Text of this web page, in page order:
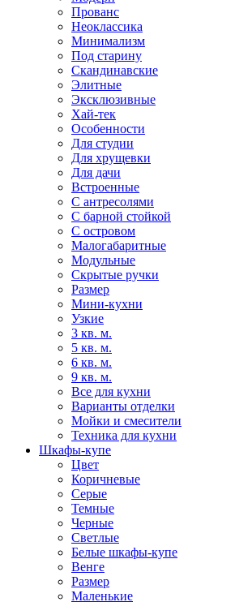
Прованс
Неоклассика
Минимализм
Под старину
Скандинавские
Элитные
Эксклюзивные
Хай-тек
Особенности
Для студии
Для хрущевки
Для дачи
Встроенные
С антресолями
С барной стойкой
С островом
Малогабаритные
Модульные
Скрытые ручки
Размер
Мини-кухни
Узкие
3 кв. м.
5 кв. м.
6 кв. м.
9 кв. м.
Все для кухни
Варианты отделки
Мойки и смесители
Техника для кухни
Шкафы-купе
Цвет
Коричневые
Серые
Темные
Черные
Светлые
Белые шкафы-купе
Венге
Размер
Маленькие